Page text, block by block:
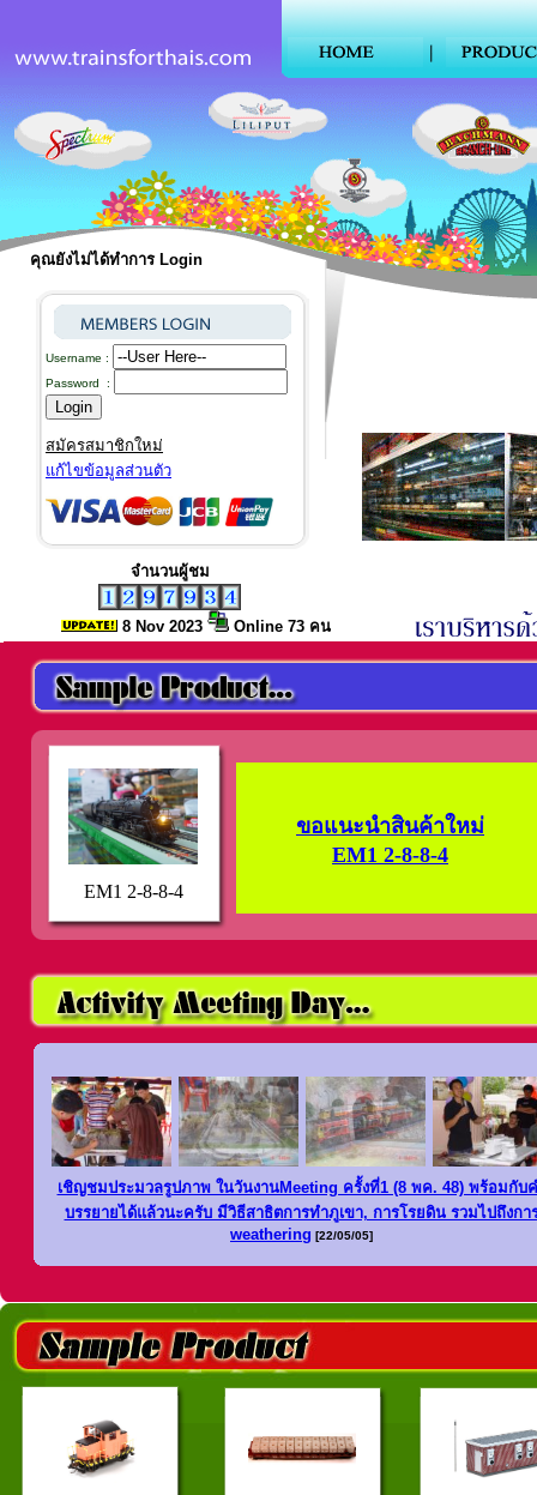
คุณยังไม่ได้ทำการ Login
Username :
Password :
สมัครสมาชิกใหม่
แก้ไขข้อมูลส่วนตัว
จำนวนผู้ชม
8 Nov 2023 Online 73 คน
ขอแนะนำสินค้าใหม่
EM1 2-8-8-4
EM1 2-8-8-4
เชิญชมประมวลรูปภาพ ในวันงานMeeting ครั้งที่1 (8 พค. 48) พร้อมกับ
บรรยายได้แล้วนะครับ มีวิธีสาธิตการทำภูเขา, การโรยดิน รวมไปถึงกา
weathering [22/05/05]